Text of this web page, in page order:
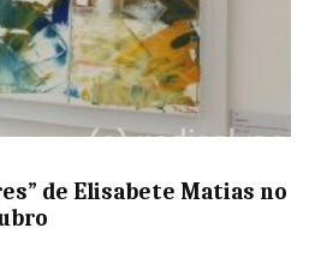
de Elisabete Matias no